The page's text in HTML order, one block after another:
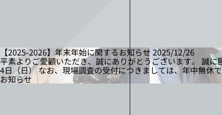
【2025-2026】年末年始に関するお知らせ 2025/12/26
平素よりご愛顧いただき、誠にありがとうございます。 誠
4日（日） なお、現場調査の受付につきましては、年中無
お知らせ